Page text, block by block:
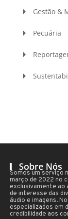
Gestão &
Pecuária
Sobre Nós
Somos um serviço
março de 2022 no
exclusivamente ao
de interesse das
áudio e imagens.
especializados em
credibilidade aos